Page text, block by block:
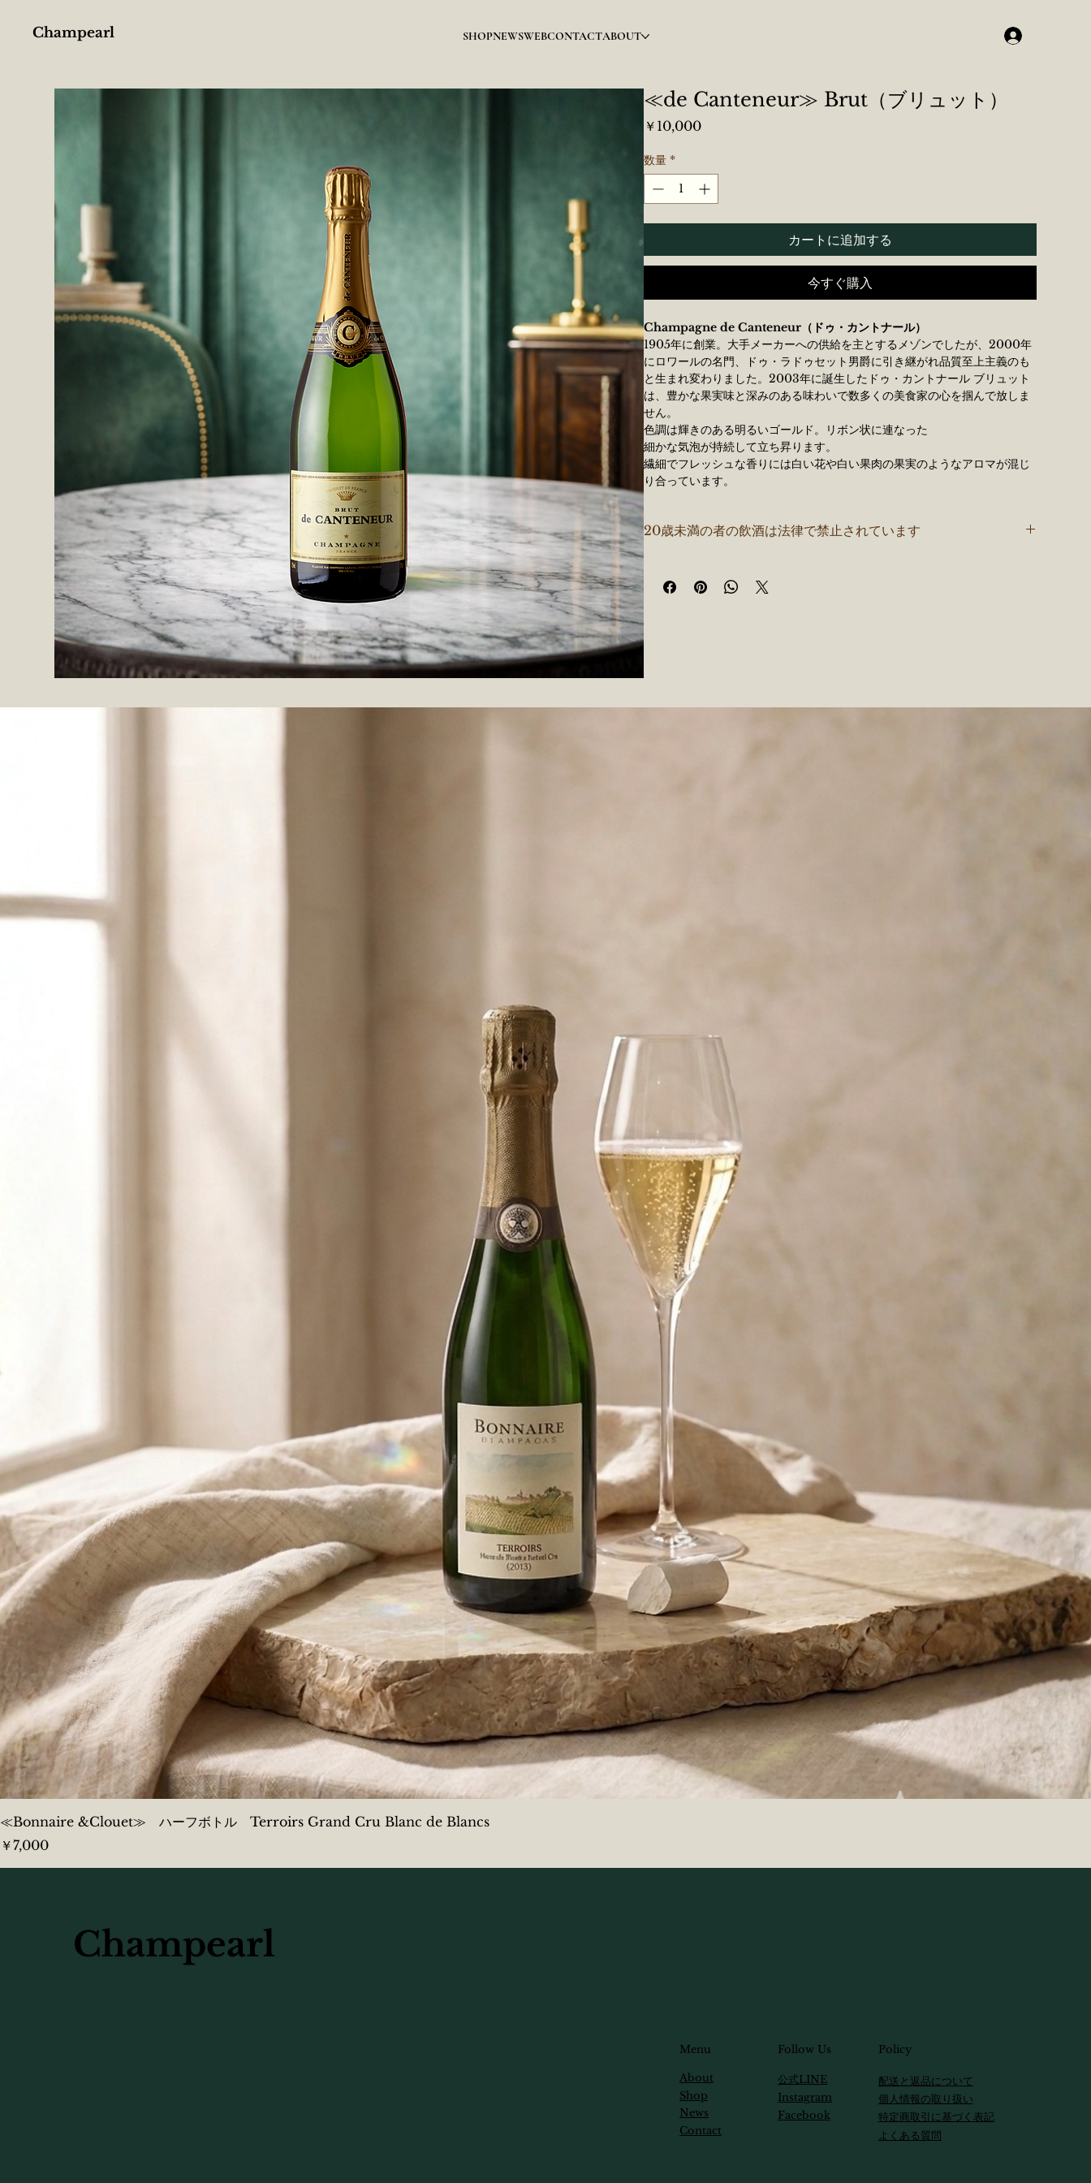
Champearl SHOPNEWSWEBCONTACTABOUT
≪Bonnaire &Clouet≫ ハーフボトル Terroirs Grand Cru Blanc de Blancs
価格
￥7,000
≪de Canteneur≫ Brut（ブリュット）
￥10,000価
数量 *
カートに追加する
今すぐ購入
Champagne de Canteneur（ドゥ・カントナール）
1905年に創業。大手メーカーへの供給を主とするメゾンでしたが、2000年
にロワールの名門、ドゥ・ラドゥセット男爵に引き継がれ品質至上主義のも
と生まれ変わりました。2003年に誕生したドゥ・カントナール ブリュット
は、豊かな果実味と深みのある味わいで数多くの美食家の心を掴んで放しま
せん。
色調は輝きのある明るいゴールド。リボン状に連なった
細かな気泡が持続して立ち昇ります。
繊細でフレッシュな香りには白い花や白い果肉の果実のようなアロマが混じ
り合っています。
調和の取れたキリっとした口当たりで、フルーティーでフローラル、ミネラ
ル感豊かな味わいです。爽やかな余韻には、ほんのりと蜂蜜香が感じられま
す。
甘辛度：Brut（ドサージュ 10g/ℓ）
20歳未満の者の飲酒は法律で禁止されています
Champearl
Menu
About
Shop
News
Contact
Follow Us
​公式LINE
Instagram
Facebook
Policy
配送と返品について
個人情報の取り扱い
特定商取引に基づく表記
​よくある質問